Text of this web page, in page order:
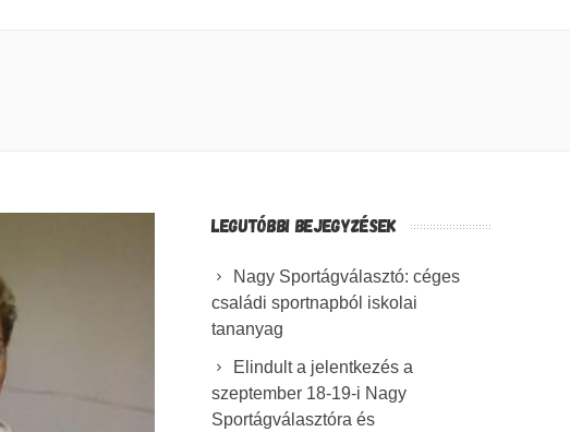
LEGUTÓBBI BEJEGYZÉSEK
Nagy Sportágválasztó: céges
családi sportnapból iskolai
tananyag
Elindult a jelentkezés a
szeptember 18-19-i Nagy
Sportágválasztóra és